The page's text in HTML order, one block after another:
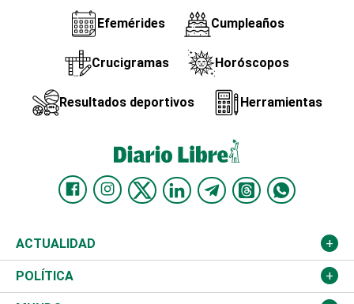
Efemérides Cumpleaños
Crucigramas Horóscopos
Resultados deportivos Herramientas
ACTUALIDAD
Nacional
POLÍTICA